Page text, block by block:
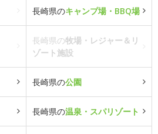
長崎県のキャンプ場・BBQ場
長崎県の牧場・レジャー＆リ
ゾート施設
長崎県の公園
長崎県の温泉・スパリゾート